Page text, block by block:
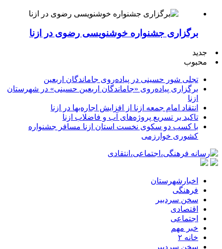
برگزاری جشنواره خوشنویسی رضوی در ازنا
جدید
محبوب
تجلی شور حسینی در پیاده‌روی جاماندگان اربعین
برگزاری پیاده‌روی «جاماندگان اربعین حسینی» در شهرستان
ازنا
انتقاد امام جمعه ازنا از افزایش اجاره‌بها در ازنا
تاکید بر تسریع پروژه‌های آب و فاضلاب ازنا
با کسب دو سکوی نخست استان ازنا مسافر جشنواره
کشوری خوارزمی
اخبارشهرستان
فرهنگی
سخن سردبیر
اقتصادی
اجتماعی
خبر مهم
خانه ۲
سخن سردبیر